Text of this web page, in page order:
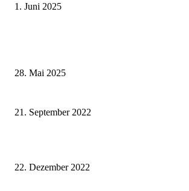
1. Juni 2025
28. Mai 2025
21. September 2022
22. Dezember 2022